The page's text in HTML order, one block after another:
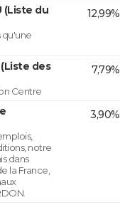
(Liste du
qu'une
12,99%
(Liste des
Centre
7,79%
notre
dans
la France,
3,90%